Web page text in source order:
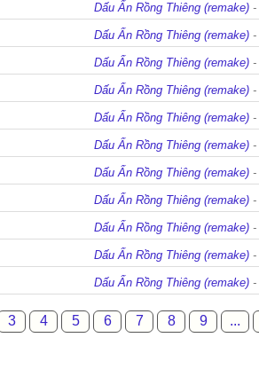
Dấu Ấn Rồng Thiêng (remake) -
Dấu Ấn Rồng Thiêng (remake) -
Dấu Ấn Rồng Thiêng (remake) -
Dấu Ấn Rồng Thiêng (remake) -
Dấu Ấn Rồng Thiêng (remake) -
Dấu Ấn Rồng Thiêng (remake) -
Dấu Ấn Rồng Thiêng (remake) -
Dấu Ấn Rồng Thiêng (remake) -
Dấu Ấn Rồng Thiêng (remake) -
Dấu Ấn Rồng Thiêng (remake) -
Dấu Ấn Rồng Thiêng (remake) -
3 4 5 6 7 8 9 ...